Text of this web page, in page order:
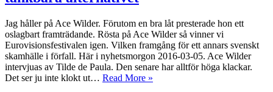
Jag håller på Ace Wilder. Förutom en bra låt presterade hon ett
oslagbart framträdande. Rösta på Ace Wilder så vinner vi
Eurovisionsfestivalen igen. Vilken framgång för ett annars svenskt
skamhälle i förfall. Här i nyhetsmorgon 2016-03-05. Ace Wilder
intervjuas av Tilde de Paula. Den senare har alltför höga klackar.
Det ser ju inte klokt ut… Read More »